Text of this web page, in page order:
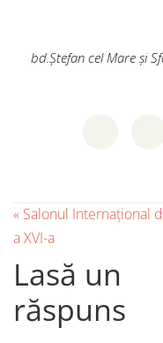
bd.Ștefan cel Mare și
« Salonul Internațional
a XVI-a
Lasă un
răspuns